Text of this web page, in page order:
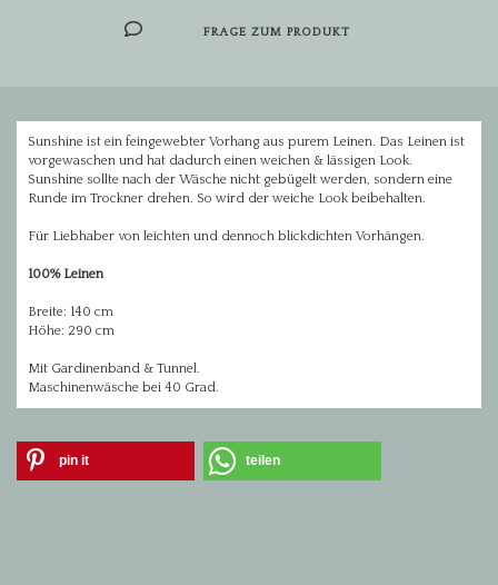
FRAGE ZUM PRODUKT
Sunshine ist ein feingewebter Vorhang aus purem Leinen. Das Leinen ist
vorgewaschen und hat dadurch einen weichen & lässigen Look.
Sunshine sollte nach der Wäsche nicht gebügelt werden, sondern eine
Runde im Trockner drehen. So wird der weiche Look beibehalten.
Für Liebhaber von leichten und dennoch blickdichten Vorhängen.
100% Leinen
Breite: 140 cm
Höhe: 290 cm
Mit Gardinenband & Tunnel.
Maschinenwäsche bei 40 Grad.
pin it teilen